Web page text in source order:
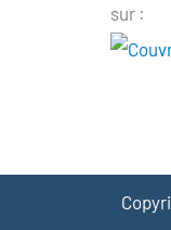
sur :